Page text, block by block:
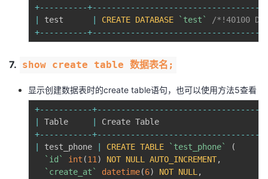
+-- -- -- -- --+-- -- -- -- -- -- -- -- -- -- -- -- -- -- -- -- -- --
test CREATE DATABASE ` test `
/*!40100
+-- -- -- -- --+-- -- -- -- -- -- -- -- -- -- -- -- -- -- -- -- -- --
7. show create table 数据表名;
显示创建数据表时的create table语句，也可以使用方法5查看
+-- -- -- -- -- -+-- -- -- -- -- -- -- -- -- -- -- -- -- -- -- -- --
Table
+-- -- -- -- -- -+-- -- -- -- -- -- -- -- -- -- -- -- -- -- -- -- --
test_phone CREATE TABLE ` test_phone`
(
` id ` int (11 ) NOT NULL AUTO_INCREMENT,
` create_at ` datetime(6) NOT NULL ,